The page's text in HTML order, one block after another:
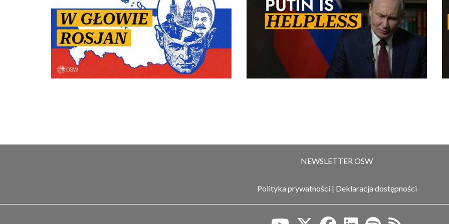
NEWSLETTER OSW
Polityka prywatności | Deklaracja dostępności